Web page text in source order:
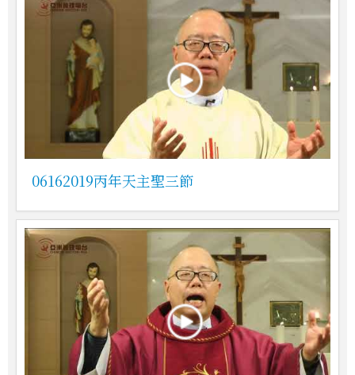
06162019丙年天主聖三節